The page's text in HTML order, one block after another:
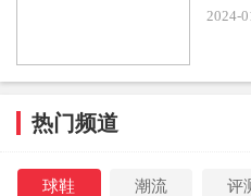
心满意足，没有现场体验的小
与活动，还有机会抢先获得测
紧叫上小伙伴一起去试试吧！
本文来源系统网络数据抓取，
2024-
热门频道
球鞋 潮流 评